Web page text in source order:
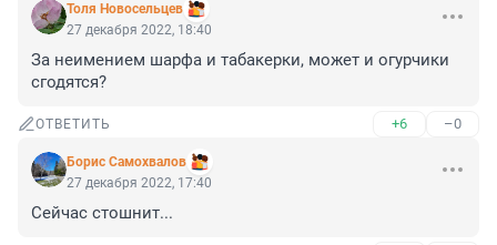
Толя Новосельцев
27 декабря 2022, 18:40
За неимением шарфа и табакерки, может и огурчики
сгодятся?
ОТВЕТИТЬ +6 –0
Борис Самохвалов
27 декабря 2022, 17:40
Сейчас стошнит...